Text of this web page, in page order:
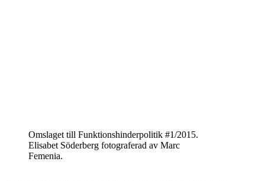
Omslaget till Funktionshinderpolitik #1/2015.
Elisabet Söderberg fotograferad av Marc
Femenia.